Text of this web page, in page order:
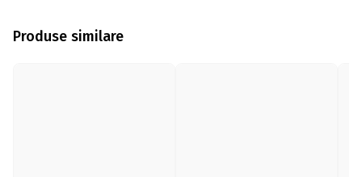
Produse similare